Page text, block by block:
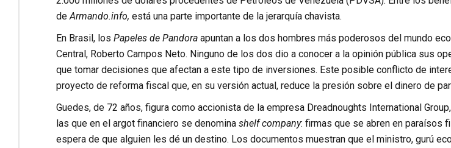
de Armando.info, está una parte importante de la jerarquía chavista.
En Brasil, los Papeles de Pandora apuntan a los dos hombres más poderosos del mundo
Central, Roberto Campos Neto. Ninguno de los dos dio a conocer a la opinión pública sus
que tomar decisiones que afectan a este tipo de inversiones. Este posible conflicto de
proyecto de reforma fiscal que, en su versión actual, reduce la presión sobre el dinero de
Guedes, de 72 años, figura como accionista de la empresa Dreadnoughts International
las que en el argot financiero se denomina shelf company: firmas que se abren en paraísos
espera de que alguien les dé un destino. Los documentos muestran que el ministro, gurú